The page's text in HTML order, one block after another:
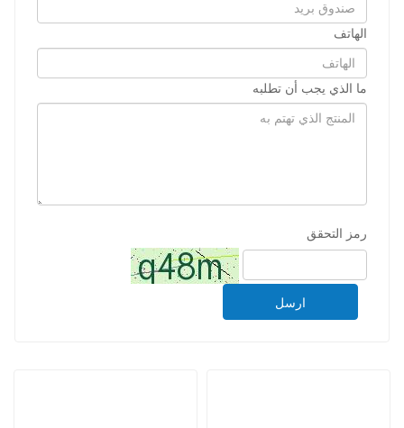
الهاتف
ما الذي يجب أن تطلبه
رمز التحقق
ارسل